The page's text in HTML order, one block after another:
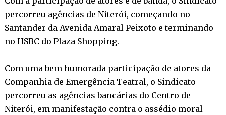
percorreu agências de Niterói, começando no
Santander da Avenida Amaral Peixoto e terminando
no HSBC do Plaza Shopping.
Com uma bem humorada participação de atores da
Companhia de Emergência Teatral, o Sindicato
percorreu as agências bancárias do Centro de
Niterói, em manifestação contra o assédio moral